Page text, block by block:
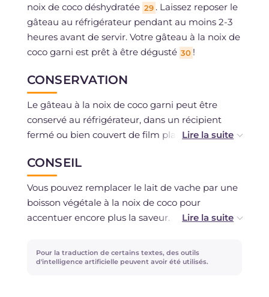
noix de coco déshydratée 29 . Laissez reposer le
gâteau au réfrigérateur pendant au moins 2-3
heures avant de servir. Votre gâteau à la noix de
coco garni est prêt à être dégusté 30 !
CONSERVATION
Le gâteau à la noix de coco garni peut être
conservé au réfrigérateur, dans un récipient
fermé ou bien couvert de film plastique,
CONSEIL
Vous pouvez remplacer le lait de vache par une
boisson végétale à la noix de coco pour
accentuer encore plus la saveur.
À la place du mascarpone, vous pouvez utiliser
uniquement du fromage frais à tartiner ou vice
Pour la traduction de certains textes, des outils
d'intelligence artificielle peuvent avoir été utilisés.